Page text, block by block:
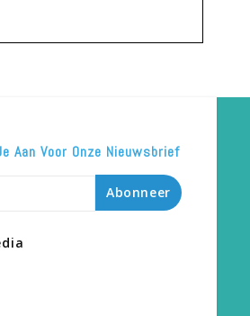
Aan Voor Onze Nieuwsbrief
Abonneer